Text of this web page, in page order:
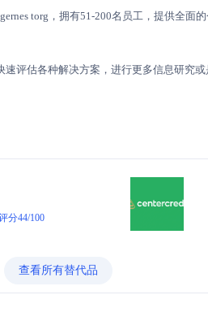
torg，拥有51-200名员工，提供全面
速评估各种解决方案，进行更多信息研究或
分44/100
查看所有替代品